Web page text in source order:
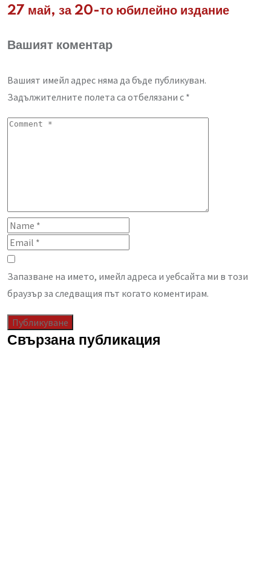
27 май, за 20-то юбилейно издание
Вашият коментар
Вашият имейл адрес няма да бъде публикуван.
Задължителните полета са отбелязани с *
Запазване на името, имейл адреса и уебсайта ми в този
браузър за следващия път когато коментирам.
Свързана публикация